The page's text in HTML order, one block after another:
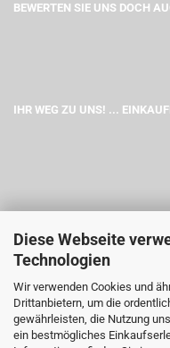
Diese Webseite
Technologien
Wir verwenden Cookies und
Drittanbietern, um die
gewährleisten, die Nutzung
ein bestmögliches
BEWERTEN SIE UNS DOCH
IHR WEG ZU UNS! ...